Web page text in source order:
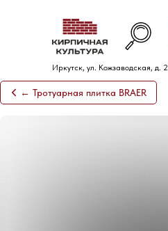
Иркутск, ул. Кожзаводская, д. 2
← Тротуарная плитка BRAER